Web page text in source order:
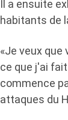
Il a ensuite
habitants de
«Je veux
ce que j'ai
commence
attaques du